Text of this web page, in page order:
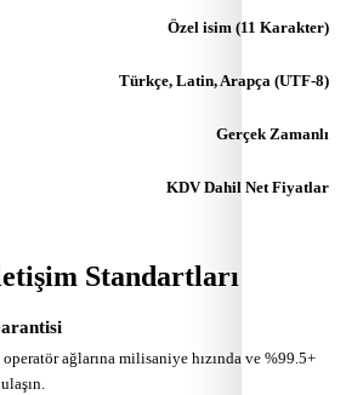
Özel isim (11 Karakter)
Türkçe, Latin, Arapça (UTF-8)
Gerçek Zamanlı
KDV Dahil Net Fiyatlar
Standartları
ağlarına milisaniye hızında ve %99.5+